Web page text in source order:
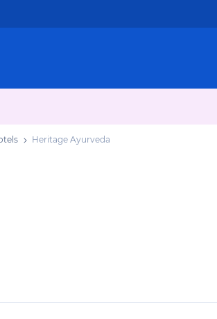
Heritage Ayurveda